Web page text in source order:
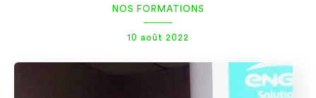
NOS FORMATIONS
10 août 2022